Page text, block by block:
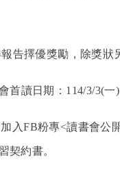
告擇優獎勵，除獎狀
首讀日期：114/3/3(一
入FB粉專<讀書會公
契約書。